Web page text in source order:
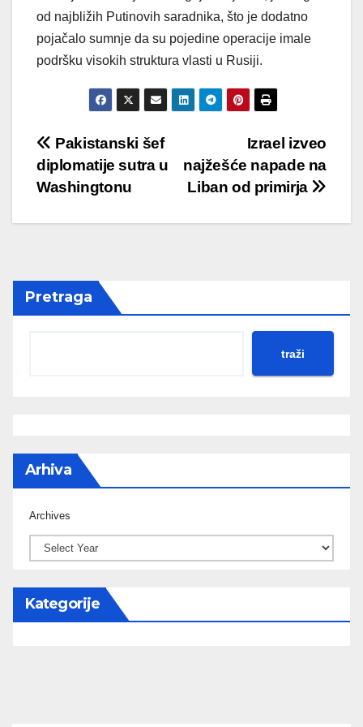
od najbližih Putinovih saradnika, što je dodatno
pojačalo sumnje da su pojedine operacije imale
podršku visokih struktura vlasti u Rusiji.
Post
navigation
Izrael izveo
najžešće napade na
Liban od primirja
Pakistanski šef
diplomatije sutra u
Washingtonu
Pretraga
traži
Arhiva
Archives
Kategorije